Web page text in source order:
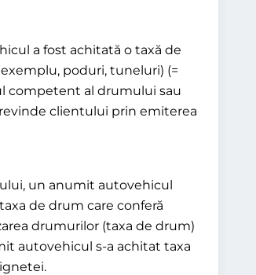
a fost achitată o taxă de
poduri, tuneluri) (=
competent al drumului sau
clientului prin emiterea
un anumit autovehicul
de drum care conferă
drumurilor (taxa de drum)
autovehicul s-a achitat taxa